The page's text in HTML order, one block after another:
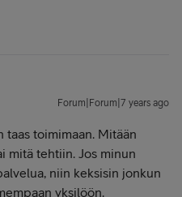
Forum|Forum|7 years ago
taas toimimaan. Mitään
mitä tehtiin. Jos minun
niin keksisin jonkun
yksilöön.